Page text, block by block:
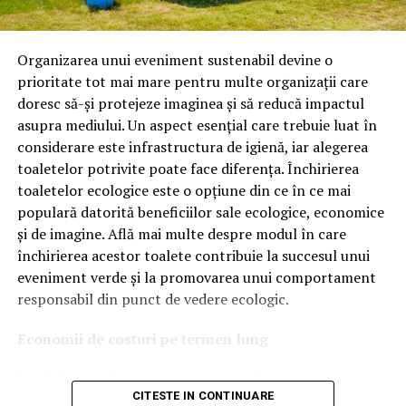
Astăzi, brandul este apreciat în special pentru
tehnologiile proprii și pentru numărul mare de aprobări
OEM.
Ce înseamnă Ravenol VMP?
DenumireaVMPidentifică o gamă de uleiuri dezvoltate
pentru motoare moderne care necesită performanțe
ridicate și compatibilitate cu numeroase specificații ale
constructorilor auto.
Acest produs este destinat în special motoarelor
moderne pe benzină și diesel, inclusiv celor echipate cu:
catalizatoare moderne;
Organizarea unui eveniment sustenabil devine o
prioritate tot mai mare pentru multe organizații care
doresc să-și protejeze imaginea și să reducă impactul
asupra mediului. Un aspect esențial care trebuie luat în
considerare este infrastructura de igienă, iar alegerea
toaletelor potrivite poate face diferența. Închirierea
toaletelor ecologice este o opțiune din ce în ce mai
populară datorită beneficiilor sale ecologice, economice
și de imagine. Află mai multe despre modul în care
închirierea acestor toalete contribuie la succesul unui
eveniment verde și la promovarea unui comportament
responsabil din punct de vedere ecologic.
Economii de costuri pe termen lung
Unul dintre cele mai mari avantaje ale activității
închiriere toalete ecologiceeste economia de costuri.
CITESTE IN CONTINUARE